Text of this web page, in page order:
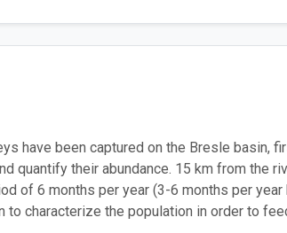
have been captured on the Bresle basin,
quantify their abundance. 15 km from the
of 6 months per year (3-6 months per
to characterize the population in order to